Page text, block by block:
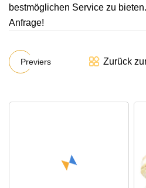
bestmöglichen Service zu
Anfrage!
Previers Zurück